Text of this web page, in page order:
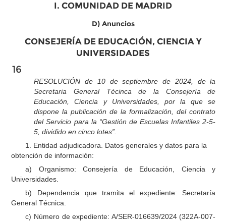
I. COMUNIDAD DE MADRID
D) Anuncios
CONSEJERÍA DE EDUCACIÓN, CIENCIA Y
UNIVERSIDADES
16
RESOLUCIÓN de 10 de septiembre de 2024, de la
Secretaria General Técinca de la Consejería de
Educación, Ciencia y Universidades, por la que se
dispone la publicación de la formalización, del contrato
del Servicio para la “Gestión de Escuelas Infantiles 2-5-
5, dividido en cinco lotes”.
1. Entidad adjudicadora. Datos generales y datos para la
obtención de información:
a) Organismo: Consejería de Educación, Ciencia y
Universidades.
b) Dependencia que tramita el expediente: Secretaría
General Técnica.
c) Número de expediente: A/SER-016639/2024 (322A-007-